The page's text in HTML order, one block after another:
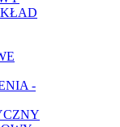
-